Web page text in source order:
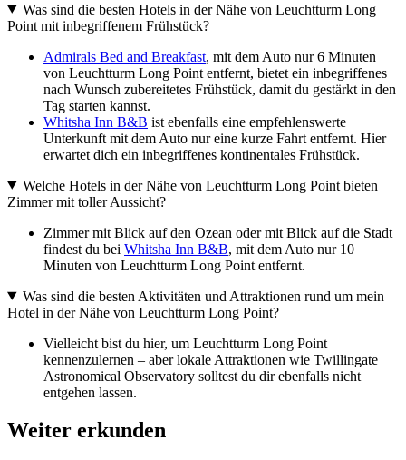
Was sind die besten Hotels in der Nähe von Leuchtturm Long
Point mit inbegriffenem Frühstück?
Admirals Bed and Breakfast, mit dem Auto nur 6 Minuten
von Leuchtturm Long Point entfernt, bietet ein inbegriffenes
nach Wunsch zubereitetes Frühstück, damit du gestärkt in den
Tag starten kannst.
Whitsha Inn B&B ist ebenfalls eine empfehlenswerte
Unterkunft mit dem Auto nur eine kurze Fahrt entfernt. Hier
erwartet dich ein inbegriffenes kontinentales Frühstück.
Welche Hotels in der Nähe von Leuchtturm Long Point bieten
Zimmer mit toller Aussicht?
Zimmer mit Blick auf den Ozean oder mit Blick auf die Stadt
findest du bei Whitsha Inn B&B, mit dem Auto nur 10
Minuten von Leuchtturm Long Point entfernt.
Was sind die besten Aktivitäten und Attraktionen rund um mein
Hotel in der Nähe von Leuchtturm Long Point?
Vielleicht bist du hier, um Leuchtturm Long Point
kennenzulernen – aber lokale Attraktionen wie Twillingate
Astronomical Observatory solltest du dir ebenfalls nicht
entgehen lassen.
Weiter erkunden